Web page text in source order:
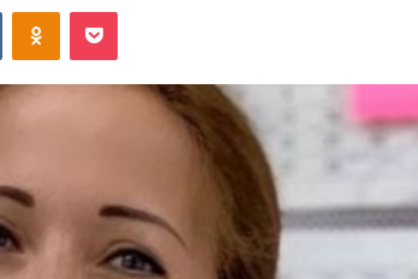
VKontakteOdnoklassniki
Pocket